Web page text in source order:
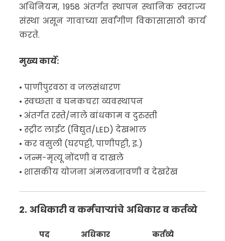
अधिनियम, 1958 अंतर्गत स्थापन स्थानिक स्वराज्य
संस्था असून गावाच्या सर्वांगीण विकासासाठी कार्य
करते.
मुख्य कार्ये:
• पाणीपुरवठा व जलसंधारण
• स्वच्छता व घनकचरा व्यवस्थापन
• अंतर्गत रस्ते/नाले बांधकाम व दुरुस्ती
• स्ट्रीट लाईट (विद्युत/LED) देखभाल
• कर वसुली (घरपट्टी, पाणीपट्टी, इ.)
• जन्म-मृत्यू नोंदणी व दाखले
• शासकीय योजना अंमलबजावणी व देखरेख
2. अधिकारी व कर्मचाऱ्यांचे अधिकार व कर्तव्ये
पद अधिकार कर्तव्ये